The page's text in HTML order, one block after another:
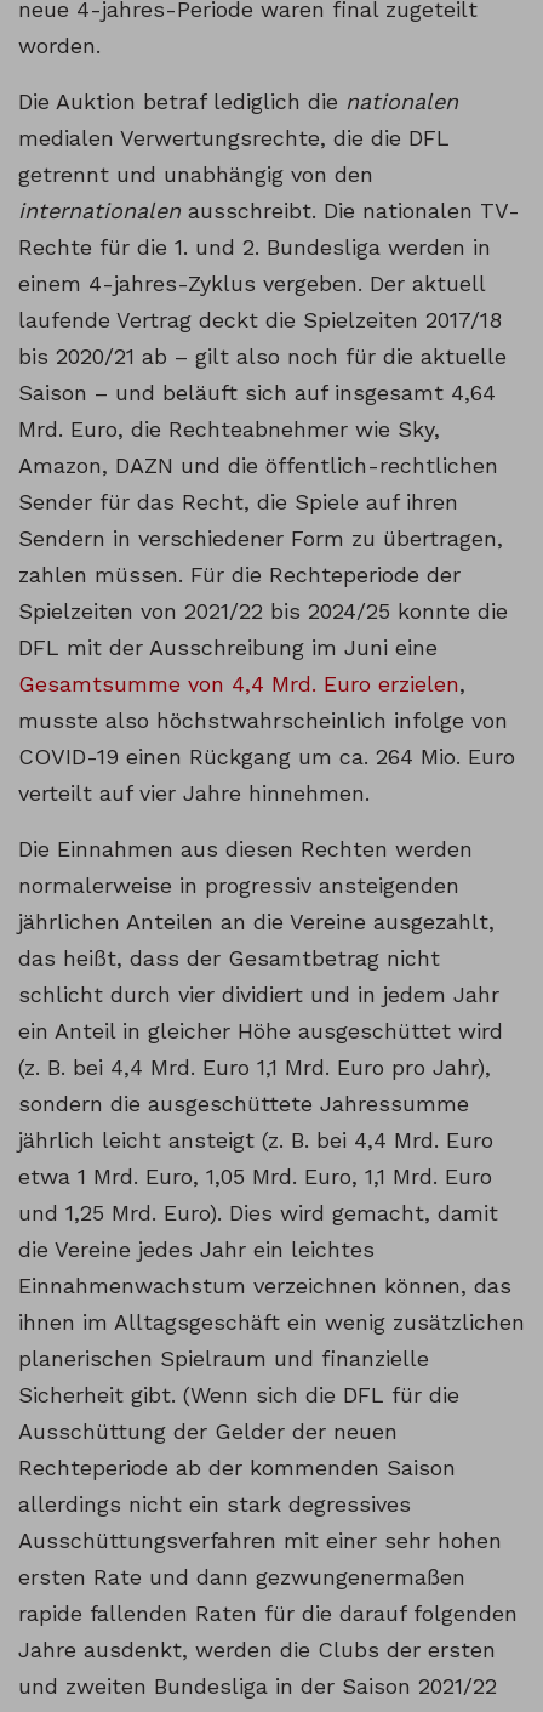
neue 4-jahres-Periode waren final zugeteilt
worden.
Die Auktion betraf lediglich die nationalen
medialen Verwertungsrechte, die die DFL
getrennt und unabhängig von den
internationalen ausschreibt. Die nationalen TV-
Rechte für die 1. und 2. Bundesliga werden in
einem 4-jahres-Zyklus vergeben. Der aktuell
laufende Vertrag deckt die Spielzeiten 2017/18
bis 2020/21 ab – gilt also noch für die aktuelle
Saison – und beläuft sich auf insgesamt 4,64
Mrd. Euro, die Rechteabnehmer wie Sky,
Amazon, DAZN und die öffentlich-rechtlichen
Sender für das Recht, die Spiele auf ihren
Sendern in verschiedener Form zu übertragen,
zahlen müssen. Für die Rechteperiode der
Spielzeiten von 2021/22 bis 2024/25 konnte die
DFL mit der Ausschreibung im Juni eine
Gesamtsumme von 4,4 Mrd. Euro erzielen,
musste also höchstwahrscheinlich infolge von
COVID-19 einen Rückgang um ca. 264 Mio. Euro
verteilt auf vier Jahre hinnehmen.
Die Einnahmen aus diesen Rechten werden
normalerweise in progressiv ansteigenden
jährlichen Anteilen an die Vereine ausgezahlt,
das heißt, dass der Gesamtbetrag nicht
schlicht durch vier dividiert und in jedem Jahr
ein Anteil in gleicher Höhe ausgeschüttet wird
(z. B. bei 4,4 Mrd. Euro 1,1 Mrd. Euro pro Jahr),
sondern die ausgeschüttete Jahressumme
jährlich leicht ansteigt (z. B. bei 4,4 Mrd. Euro
etwa 1 Mrd. Euro, 1,05 Mrd. Euro, 1,1 Mrd. Euro
und 1,25 Mrd. Euro). Dies wird gemacht, damit
die Vereine jedes Jahr ein leichtes
Einnahmenwachstum verzeichnen können, das
ihnen im Alltagsgeschäft ein wenig zusätzlichen
planerischen Spielraum und finanzielle
Sicherheit gibt. (Wenn sich die DFL für die
Ausschüttung der Gelder der neuen
Rechteperiode ab der kommenden Saison
allerdings nicht ein stark degressives
Ausschüttungsverfahren mit einer sehr hohen
ersten Rate und dann gezwungenermaßen
rapide fallenden Raten für die darauf folgenden
Jahre ausdenkt, werden die Clubs der ersten
und zweiten Bundesliga in der Saison 2021/22